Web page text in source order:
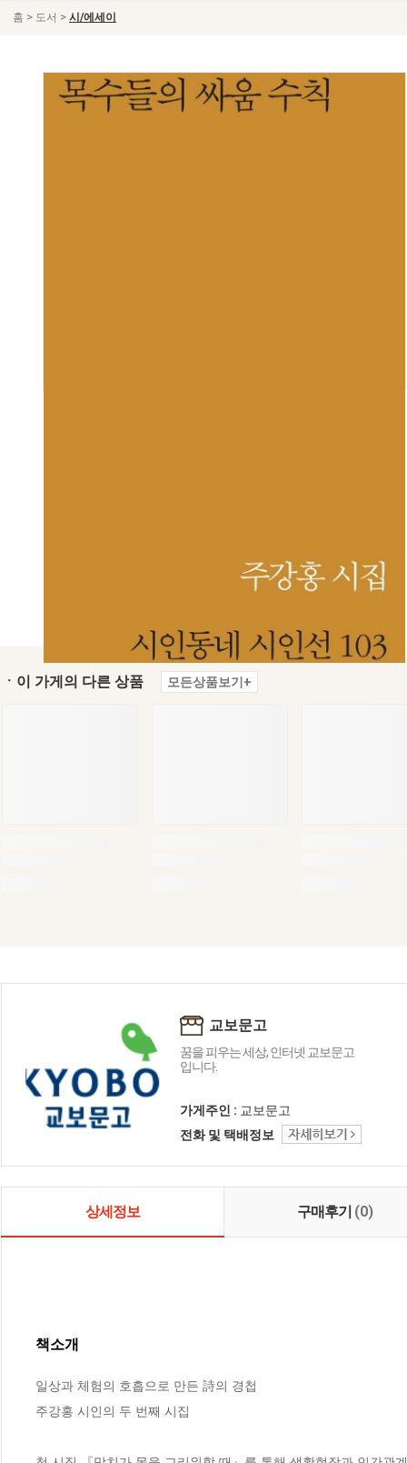
홈 > 도서 > 시/에세이
ㆍ이 가게의 다른 상품 모든상품보기+
교보문고
꿈을 피우는 세상, 인터넷 교보문고
입니다.
가게주인 : 교보문고
전화 및 택배정보
상세정보 구매후기 (0)
책소개
일상과 체험의 호흡으로 만든 詩의 경첩
주강홍 시인의 두 번째 시집